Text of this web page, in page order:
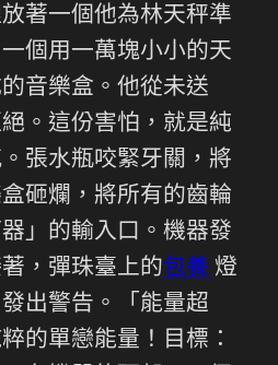
著一個他為林天秤準
個用一萬塊小小的天
音樂盒。他從未送
。這份害怕，就是純
張水瓶咬緊牙關，將
砸爛，將所有的齒輪
」的輸入口。機器發
，彈珠臺上的包養 燈
出警告。「能量超
的單戀能量！目標：